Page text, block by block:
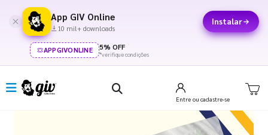
App GIV Online
10 mil+ downloads
Instalar
APPGIVONLINE 5% OFF
*verifique condições
Entre ou cadastre-se